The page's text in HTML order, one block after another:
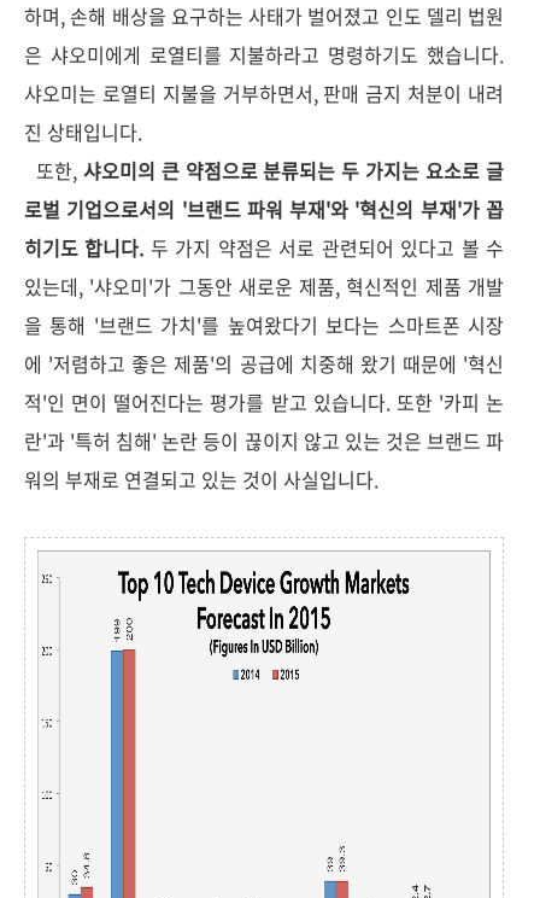
하며, 손해 배상을 요구하는 사태가 벌어졌고 인도 델리 법원
은 샤오미에게 로열티를 지불하라고 명령하기도 했습니다.
샤오미는 로열티 지불을 거부하면서, 판매 금지 처분이 내려
진 상태입니다.
또한, 샤오미의 큰 약점으로 분류되는 두 가지는 요소로 글
로벌 기업으로서의 '브랜드 파워 부재'와 '혁신의 부재'가 꼽
히기도 합니다. 두 가지 약점은 서로 관련되어 있다고 볼 수
있는데, '샤오미'가 그동안 새로운 제품, 혁신적인 제품 개발
을 통해 '브랜드 가치'를 높여왔다기 보다는 스마트폰 시장
에 '저렴하고 좋은 제품'의 공급에 치중해 왔기 때문에 '혁신
적'인 면이 떨어진다는 평가를 받고 있습니다. 또한 '카피 논
란'과 '특허 침해' 논란 등이 끊이지 않고 있는 것은 브랜드 파
워의 부재로 연결되고 있는 것이 사실입니다.